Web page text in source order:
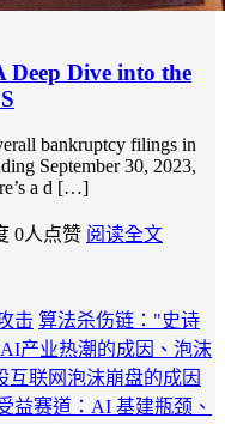
Deep Dive into the
bankruptcy filings in
September 30, 2023,
a d […]
0人点赞 阅读全文
击 算法杀伤链："史诗
产业热潮的成因、泡沫
互联网泡沫崩盘的成因
益赛道：AI 基建瓶颈、